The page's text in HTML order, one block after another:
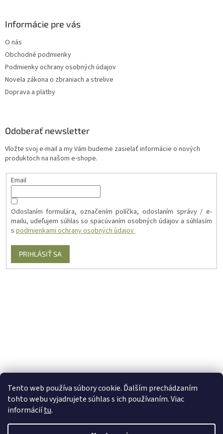
Tento web používa súbory cookie. Ďalším prechádzaním
tohto webu vyjadrujete súhlas s ich používaním. Viac
informáciítu.
Informácie pre vás
O nás
Obchodné podmienky
Podmienky ochrany osobných údajov
Novela zákona o zbraniach a strelive
Doprava a platby
Odoberať newsletter
Vložte svoj e-mail a my Vám budeme zasielať informácie o nových
produktoch na našom e-shope.
Email
Odoslaním formulára, označením políčka, odoslaním správy / e-
mailu, udeľujem súhlas so spacúvaním osobných údajov a súhlasím
s podmienkami ochrany osobných údajov
PRIHLÁSIŤ SA